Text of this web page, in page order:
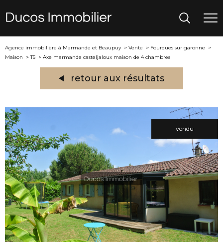
Agence immobilière à Marmande et Beaupuy Vente
Fourques sur garonne
Maison
T5 Axe marmande casteljaloux maison de 4 chambres
retour aux résultats
vendu